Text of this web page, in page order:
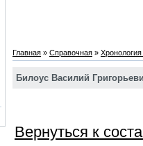
Главная » Справочная »
Билоус Василий
Вернуться к